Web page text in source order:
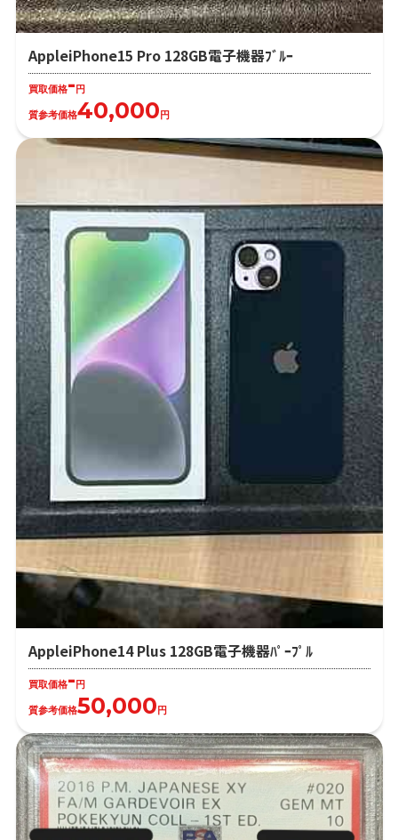
AppleiPhone15 Pro 128GB電子機器ﾌﾞﾙｰ
買取価格- 円
質参考価格40,000 円
AppleiPhone14 Plus 128GB電子機器ﾊﾟｰﾌﾟﾙ
買取価格-円
質参考価格50,000円